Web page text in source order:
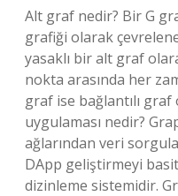
Alt graf nedir? Bir G
grafiği olarak
yasaklı bir alt graf
nokta arasında her
graf ise bağlantılı graf
uygulaması nedir?
ağlarından veri
DApp geliştirmeyi
dizinleme sistemidir.